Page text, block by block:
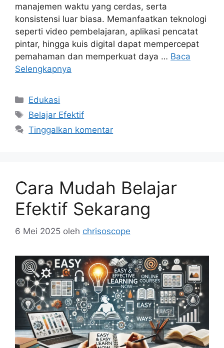
manajemen waktu yang cerdas, serta
konsistensi luar biasa. Memanfaatkan teknologi
seperti video pembelajaran, aplikasi pencatat
pintar, hingga kuis digital dapat mempercepat
pemahaman dan memperkuat daya … Baca
Selengkapnya
Kategori
Edukasi
Tag
Belajar Efektif
Tinggalkan komentar
Cara Mudah Belajar
Efektif Sekarang
6 Mei 2025 oleh chrisoscope